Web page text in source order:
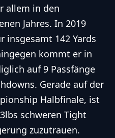
allem in den
Jahres. In 2019
insgesamt 142 Yards
kommt er in
auf 9 Passfänge
Gerade auf der
Halbfinale, ist
schweren Tight
zuzutrauen.